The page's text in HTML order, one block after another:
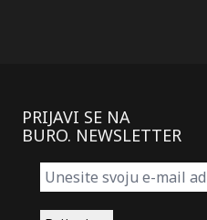
PRIJAVI SE NA
BURO. NEWSLETTER